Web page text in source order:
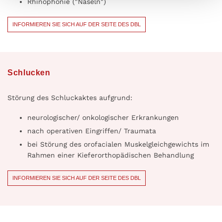
INFORMIEREN SIE SICH AUF DER SEITE DES DBL
Schlucken
Störung des Schluckaktes aufgrund:
neurologischer/ onkologischer Erkrankungen
nach operativen Eingriffen/ Traumata
bei Störung des orofacialen Muskelgleichgewichts im
Rahmen einer Kieferorthopädischen Behandlung
INFORMIEREN SIE SICH AUF DER SEITE DES DBL